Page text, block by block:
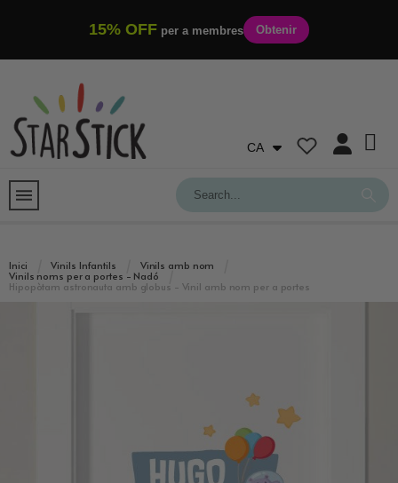
15% OFF per a membres Obtenir
CA
Inici Vinils Infantils
Vinils amb nom
Vinils noms per a portes - Nadó
Hipopòtam astronauta amb globus - Vinil amb nom per a portes